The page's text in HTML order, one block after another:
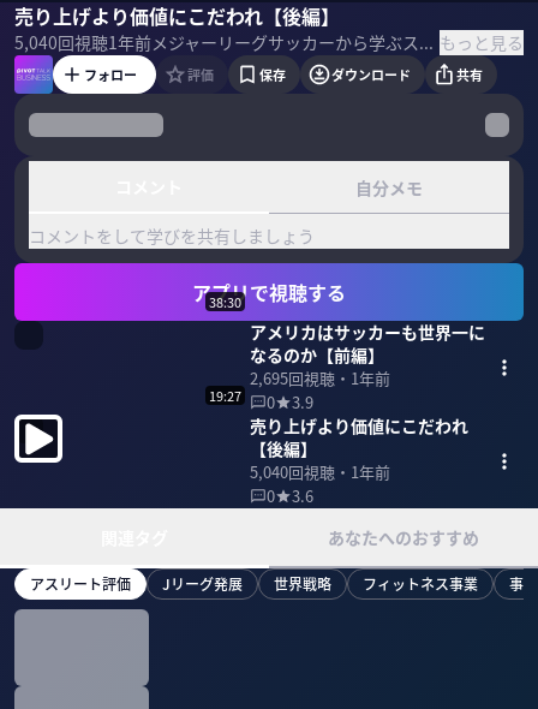
売り上げより価値にこだわれ【後編】
5,040回視聴1年前 メジャーリーグサッカーから学ぶスポーツマネジメントを中村 武彦さんから学びます。 もっと見る
中村武彦国山ハセン
フォロー 評価 保存 ダウンロード 共有
自分メモ
コメントをして学びを共有しましょう
アプリで視聴する
38:30
アメリカはサッカーも世界一に
なるのか【前編】
2,695回視聴・ 1年前
0
3.9
19:27
売り上げより価値にこだわれ
【後編】
5,040回視聴・ 1年前
0
3.6
あなたへのおすすめ
アスリート評価 Jリーグ発展 世界戦略 フィットネス事業 事